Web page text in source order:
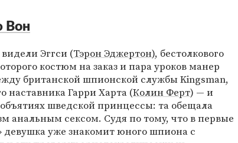
Вон
Эггси (Тэрон Эджертон), бестолкового
костюм на заказ и пара уроков манер
британской шпионской службы Kingsman,
наставника Гарри Харта (Колин Ферт) — и
шведской принцессы: та обещала
анальным сексом. Судя по тому, что в первые
девушка уже знакомит юного шпиона с